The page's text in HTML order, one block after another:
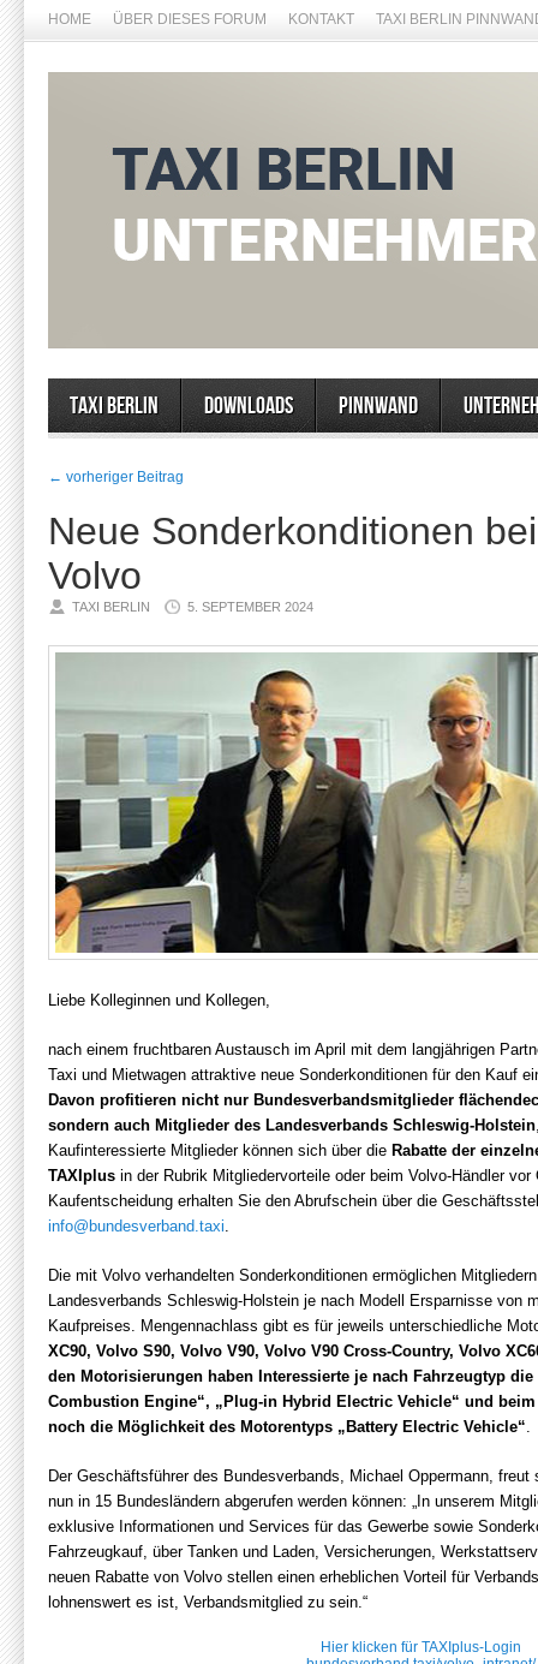
HOME ÜBER DIESES FORUM KONTAKT TAXI BERLIN
Taxi Berlin Downloads Pinnwand
← vorheriger Beitrag
Neue Sonderkonditionen
Volvo
TAXI BERLIN 5. SEPTEMBER 2024
Liebe Kolleginnen und Kollegen,
nach einem fruchtbaren Austausch im April mit dem langjährigen
Taxi und Mietwagen attraktive neue Sonderkonditionen für den Kauf
Davon profitieren nicht nur Bundesverbandsmitglieder
sondern auch Mitglieder des Landesverbands Schleswig-Holstein
Kaufinteressierte Mitglieder können sich über die Rabatte der
TAXIplus in der Rubrik Mitgliedervorteile oder beim Volvo-Händler
Kaufentscheidung erhalten Sie den Abrufschein über die
info@bundesverband.taxi.
Die mit Volvo verhandelten Sonderkonditionen ermöglichen
Landesverbands Schleswig-Holstein je nach Modell Ersparnisse von
Kaufpreises. Mengennachlass gibt es für jeweils unterschiedliche
XC90, Volvo S90, Volvo V90, Volvo V90 Cross-Country, Volvo
den Motorisierungen haben Interessierte je nach Fahrzeugtyp
Combustion Engine“, „Plug-in Hybrid Electric Vehicle“ und
noch die Möglichkeit des Motorentyps „Battery Electric Vehicle“.
Der Geschäftsführer des Bundesverbands, Michael Oppermann,
nun in 15 Bundesländern abgerufen werden können: „In unserem
exklusive Informationen und Services für das Gewerbe sowie
Fahrzeugkauf, über Tanken und Laden, Versicherungen,
neuen Rabatte von Volvo stellen einen erheblichen Vorteil für
lohnenswert es ist, Verbandsmitglied zu sein.“
Hier klicken für TAXIplus-Login